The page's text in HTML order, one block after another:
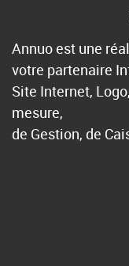
Annuo est une
votre partenaire
Site Internet,
mesure,
de Gestion, de